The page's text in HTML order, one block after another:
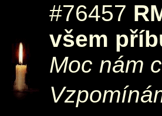
#76457
všem
Moc nám